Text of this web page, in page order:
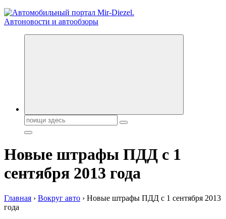
Справочник автомобилиста. Обзор новинок популярных
Поиск:
Новые штрафы ПДД с 1
сентября 2013 года
Главная › Вокруг авто › Новые штрафы ПДД с 1 сентября 2013
года